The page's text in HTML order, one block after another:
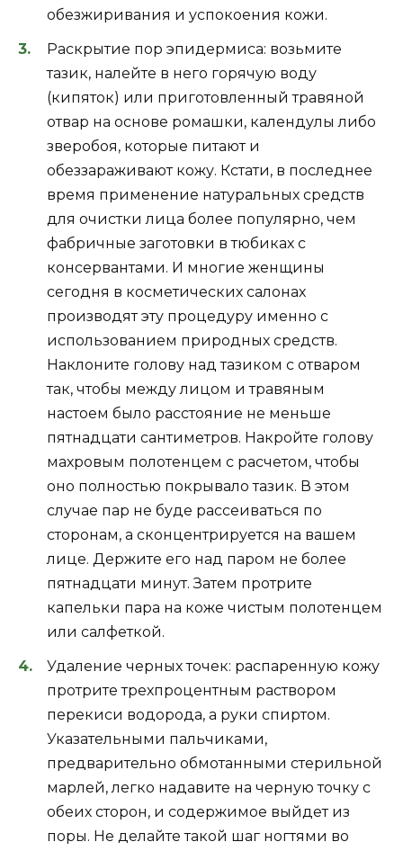
обезжиривания и успокоения кожи.
Раскрытие пор эпидермиса: возьмите
тазик, налейте в него горячую воду
(кипяток) или приготовленный травяной
отвар на основе ромашки, календулы либо
зверобоя, которые питают и
обеззараживают кожу. Кстати, в последнее
время применение натуральных средств
для очистки лица более популярно, чем
фабричные заготовки в тюбиках с
консервантами. И многие женщины
сегодня в косметических салонах
производят эту процедуру именно с
использованием природных средств.
Наклоните голову над тазиком с отваром
так, чтобы между лицом и травяным
настоем было расстояние не меньше
пятнадцати сантиметров. Накройте голову
махровым полотенцем с расчетом, чтобы
оно полностью покрывало тазик. В этом
случае пар не буде рассеиваться по
сторонам, а сконцентрируется на вашем
лице. Держите его над паром не более
пятнадцати минут. Затем протрите
капельки пара на коже чистым полотенцем
или салфеткой.
Удаление черных точек: распаренную кожу
протрите трехпроцентным раствором
перекиси водорода, а руки спиртом.
Указательными пальчиками,
предварительно обмотанными стерильной
марлей, легко надавите на черную точку с
обеих сторон, и содержимое выйдет из
поры. Не делайте такой шаг ногтями во